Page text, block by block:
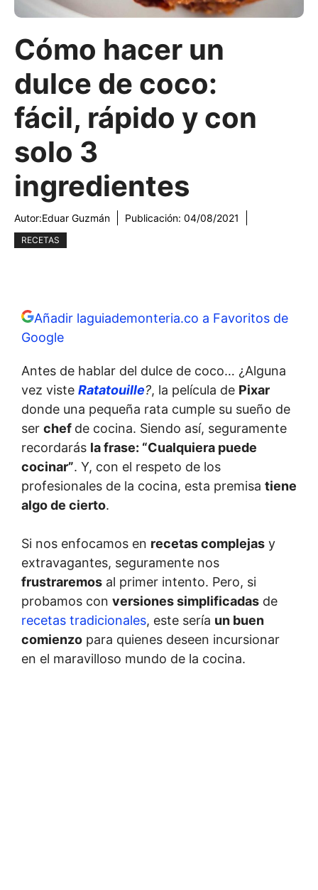
Cómo hacer un
dulce de coco:
fácil, rápido y con
solo 3
ingredientes
Autor:Eduar Guzmán Publicación: 04/08/2021
RECETAS
Añadir laguiademonteria.co a Favoritos de
Google
Antes de hablar del dulce de coco… ¿Alguna
vez viste Ratatouille?, la película de Pixar
donde una pequeña rata cumple su sueño de
ser chef de cocina. Siendo así, seguramente
recordarás la frase: “Cualquiera puede
cocinar”. Y, con el respeto de los
profesionales de la cocina, esta premisa tiene
algo de cierto.
Si nos enfocamos en recetas complejas y
extravagantes, seguramente nos
frustraremos al primer intento. Pero, si
probamos con versiones simplificadas de
recetas tradicionales, este sería un buen
comienzo para quienes deseen incursionar
en el maravilloso mundo de la cocina.